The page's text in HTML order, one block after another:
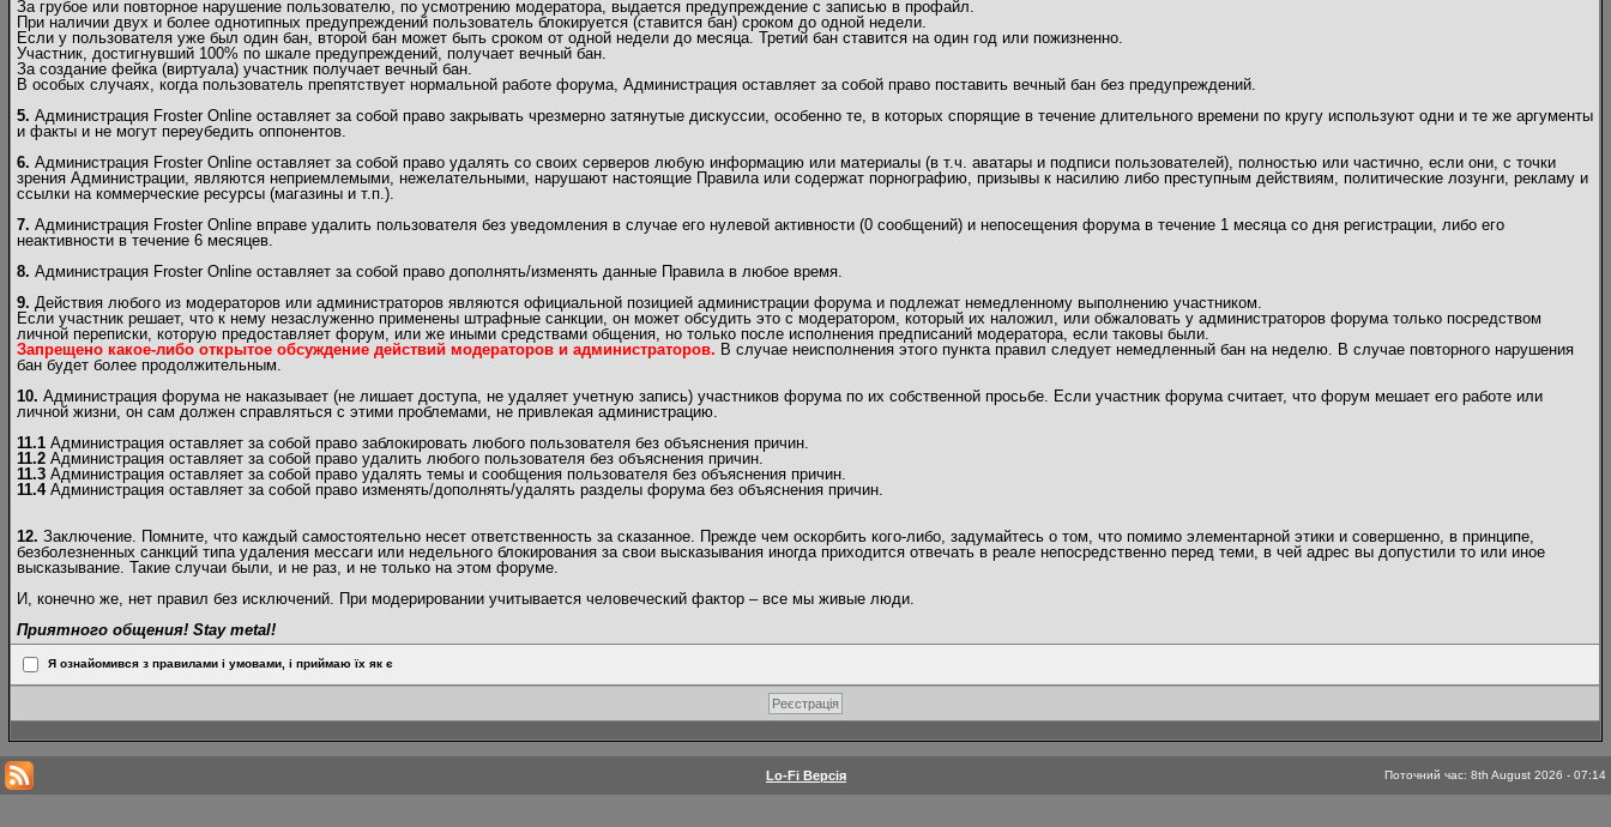
За грубое или повторное нарушение пользователю, по усмотрению модератора, выдается предупреждение с записью в профайл.
При наличии двух и более однотипных предупреждений пользователь блокируется (ставится бан) сроком до одной недели.
Если у пользователя уже был один бан, второй бан может быть сроком от одной недели до месяца. Третий бан ставится на один год или пожизненно.
Участник, достигнувший 100% по шкале предупреждений, получает вечный бан.
За создание фейка (виртуала) участник получает вечный бан.
В особых случаях, когда пользователь препятствует нормальной работе форума, Администрация оставляет за собой право поставить вечный бан без предупреждений.
5. Администрация Froster Online оставляет за собой право закрывать чрезмерно затянутые дискуссии, особенно те, в которых спорящие в течение длительного времени по кругу используют одни и те же аргументы
и факты и не могут переубедить оппонентов.
6. Администрация Froster Online оставляет за собой право удалять со своих серверов любую информацию или материалы (в т.ч. аватары и подписи пользователей), полностью или частично, если они, с точки
зрения Администрации, являются неприемлемыми, нежелательными, нарушают настоящие Правила или содержат порнографию, призывы к насилию либо преступным действиям, политические лозунги, рекламу и
ссылки на коммерческие ресурсы (магазины и т.п.).
7. Администрация Froster Online вправе удалить пользователя без уведомления в случае его нулевой активности (0 сообщений) и непосещения форума в течение 1 месяца со дня регистрации, либо его
неактивности в течение 6 месяцев.
8. Администрация Froster Online оставляет за собой право дополнять/изменять данные Правила в любое время.
9. Действия любого из модераторов или администраторов являются официальной позицией администрации форума и подлежат немедленному выполнению участником.
Если участник решает, что к нему незаслуженно применены штрафные санкции, он может обсудить это с модератором, который их наложил, или обжаловать у администраторов форума только посредством
личной переписки, которую предоставляет форум, или же иными средствами общения, но только после исполнения предписаний модератора, если таковы были.
Запрещено какое-либо открытое обсуждение действий модераторов и администраторов. В случае неисполнения этого пункта правил следует немедленный бан на неделю. В случае повторного нарушения
бан будет более продолжительным.
10. Администрация форума не наказывает (не лишает доступа, не удаляет учетную запись) участников форума по их собственной просьбе. Если участник форума считает, что форум мешает его работе или
личной жизни, он сам должен справляться с этими проблемами, не привлекая администрацию.
11.1 Администрация оставляет за собой право заблокировать любого пользователя без объяснения причин.
11.2 Администрация оставляет за собой право удалить любого пользователя без объяснения причин.
11.3 Администрация оставляет за собой право удалять темы и сообщения пользователя без объяснения причин.
11.4Администрация оставляет за собой право изменять/дополнять/удалять разделы форума без объяснения причин.
12. Заключение. Помните, что каждый самостоятельно несет ответственность за сказанное. Прежде чем оскорбить кого-либо, задумайтесь о том, что помимо элементарной этики и совершенно, в принципе,
безболезненных санкций типа удаления мессаги или недельного блокирования за свои высказывания иногда приходится отвечать в реале непосредственно перед теми, в чей адрес вы допустили то или иное
высказывание. Такие случаи были, и не раз, и не только на этом форуме.
И, конечно же, нет правил без исключений. При модерировании учитывается человеческий фактор – все мы живые люди.
Приятного общения! Stay metal!
Я ознайомився з правилами і умовами, і приймаю їх як є
Lo-Fi Версія Поточний час: 8th August 2026 - 07:14